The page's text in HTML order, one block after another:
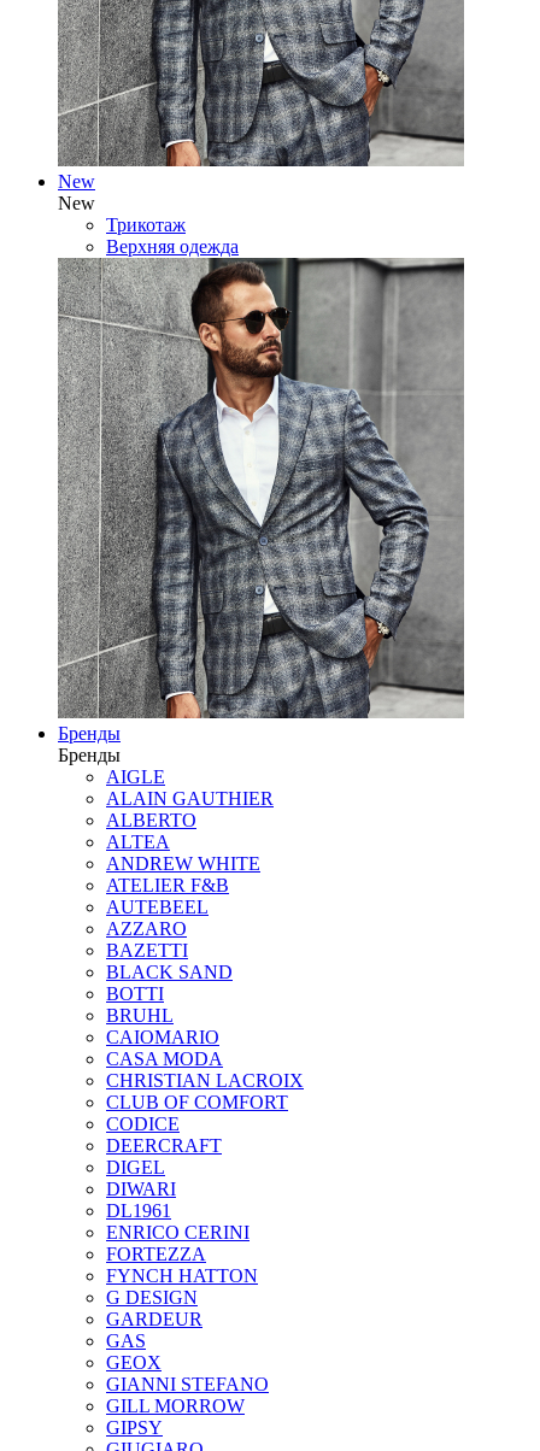
New
New
Трикотаж
Верхняя одежда
Бренды
Бренды
AIGLE
ALAIN GAUTHIER
ALBERTO
ALTEA
ANDREW WHITE
ATELIER F&B
AUTEBEEL
AZZARO
BAZETTI
BLACK SAND
BOTTI
BRUHL
CAIOMARIO
CASA MODA
CHRISTIAN LACROIX
CLUB OF COMFORT
CODICE
DEERCRAFT
DIGEL
DIWARI
DL1961
ENRICO CERINI
FORTEZZA
FYNCH HATTON
G DESIGN
GARDEUR
GAS
GEOX
GIANNI STEFANO
GILL MORROW
GIPSY